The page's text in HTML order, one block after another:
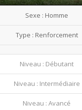
Mute
Sexe : Homme
Type : Renforcement
Niveau : Débutant
Niveau : Intermédiaire
Niveau : Avancé